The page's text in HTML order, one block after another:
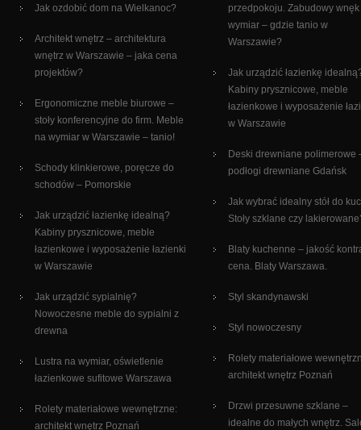
Jak ozdobić dom na Wielkanoc?
Architekt wnętrz – architektura
wnętrz w Warszawie – jaka cena
projektów?
Ergonomiczne meble biurowe –
stoły konferencyjne do firm. Meble
na wymiar w Warszawie – tanio!
Schody klinkierowe, poręcze do
schodów – Pomorskie
Jak urządzić łazienkę idealną?
Kabiny prysznicowe, meble
łazienkowe i wyposażenie łazienki
w Warszawie
Jak urządzić sypialnię?
Nowoczesne meble do sypialni z
drewna
Lustra na wymiar, oświetlenie
łazienkowe sufitowe Warszawa
Rolety materiałowe wewnętrzne:
architekt wnętrz Poznań
przedpokoju. Zabudowy
wymiar – gdzie tanio w
Warszawie?
Jak urządzić łazienkę
Kabiny prysznicowe, meble
łazienkowe i wyposażenie
w Warszawie
Deski drewniane polimerowe
podłogi drewniane Gdańsk
Jak wybrać idealny stół do
Stoły szklane czy
Blaty kuchenne – jakość
cena. Blaty Warszawa.
Styl skandynawski
Styl nowoczesny
Rolety materiałowe
architekt wnętrz Poznań
Drzwi przesuwne szklane –
idealne do małych wnętrz.